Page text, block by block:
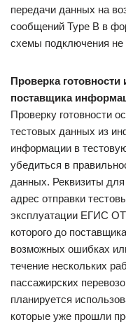
передачи данных на
сообщений Type B в
схемы подключения не
Проверка
поставщика
Проверку готовности
тестовых данных из
информации в
убедиться в
данных. Реквизиты
адрес отправки
эксплуатации ЕГИС
которого до
возможных ошибках
течение нескольких
пассажирских
планируется
которые уже прошли